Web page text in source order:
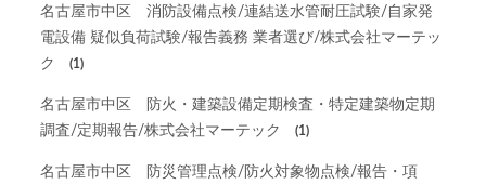
名古屋市中区 消防設備点検/連結送水管耐圧試験/自家発
電設備 疑似負荷試験/報告義務 業者選び/株式会社マーテッ
ク
(1)
名古屋市中区 防火・建築設備定期検査・特定建築物定期
調査/定期報告/株式会社マーテック
(1)
名古屋市中区 防災管理点検/防火対象物点検/報告・項